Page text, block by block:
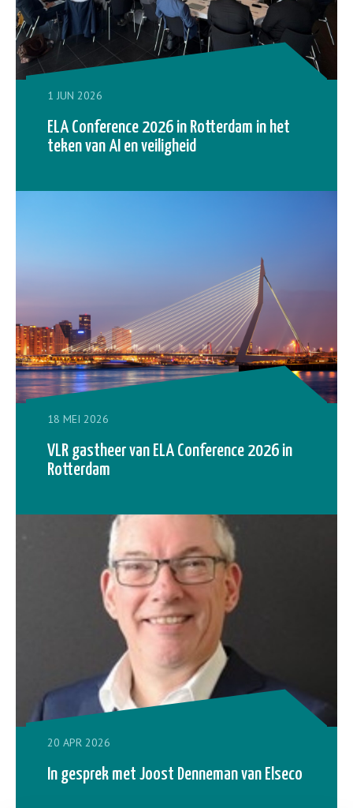
1 JUN 2026
ELA Conference 2026 in Rotterdam in het
teken van AI en veiligheid
18 MEI 2026
VLR gastheer van ELA Conference 2026 in
Rotterdam
20 APR 2026
In gesprek met Joost Denneman van Elseco